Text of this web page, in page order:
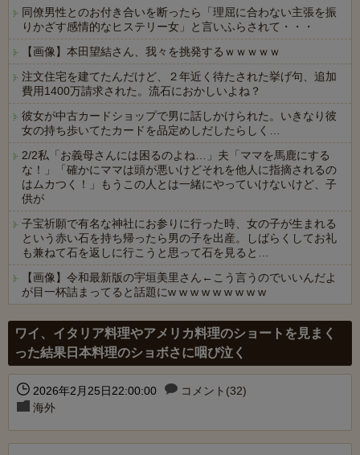
同僚男性とのお付き合いを断ったら「理屈に合わない主張を振
りかざす感情的なヒステリー女」と言いふらされて・・・
【画像】本田望結さん、我々を挑発するｗｗｗｗｗ
注文住宅を建てたんだけど、２年近く待たされた挙げ句、追加
費用1400万請求された。流石におかしいよね？
彼女が中古カードショップで男に話しかけられた。いきなり彼
女の持ち歩いてたカードを品定めしだしたらしく…
2/2私「お義母さんには困るのよね…」夫「ママを馬鹿にする
な！」「確かにママは頭が悪いけどそれを他人に指摘されるの
はムカつく！」もうこの人とは一緒にやっていけないけど、子
供が
子宝祈願で有名な神社にお参りに行った時、女の子が生まれる
という赤い石を持ち帰ったら男の子を出産。しばらくしてお礼
も兼ねて石を返しに行こうと思って石を見ると…
【画像】令和最新版の宇垣美里さん←こう言うのでいいんだよ
が目一杯詰まってると話題にw w w w w w w w w
ワイ、イタリア料理やアメリカ料理のショートを見まく
った結果日本料理のショボさに咽び泣く
2026年2月25日22:00:00
コメント(32)
海外